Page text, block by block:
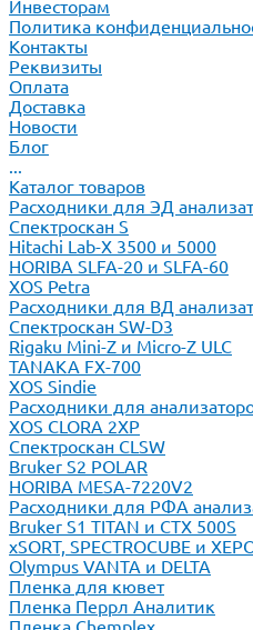
Инвесторам
Политика
Контакты
Реквизиты
Оплата
Доставка
Новости
Блог
...
Каталог товаров
Расходники для ЭД
Спектроскан S
Hitachi Lab-X 3500 и 5000
HORIBA SLFA-20 и SLFA-60
XOS Petra
Расходники для ВД
Спектроскан SW-D3
Rigaku Mini-Z и Micro-Z ULC
TANAKA FX-700
XOS Sindie
Расходники для
XOS CLORA 2XP
Спектроскан CLSW
Bruker S2 POLAR
HORIBA MESA-7220V2
Расходники для РФА
Bruker S1 TITAN и CTX 500S
xSORT, SPECTROCUBE и
Olympus VANTA и DELTA
Пленка для кювет
Пленка Перрл Аналитик